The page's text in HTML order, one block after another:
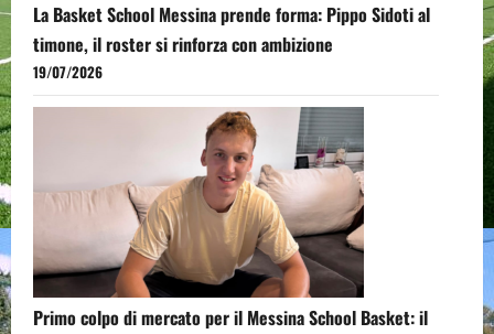
La Basket School Messina prende forma: Pippo Sidoti al
timone, il roster si rinforza con ambizione
19/07/2026
Primo colpo di mercato per il Messina School Basket: il